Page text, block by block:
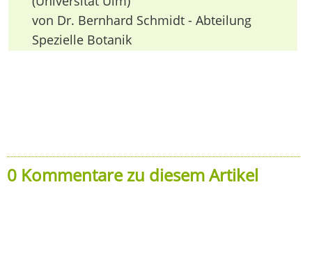
von Dr. Bernhard Schmidt - Abteilung
Spezielle Botanik
0 Kommentare zu diesem Artikel